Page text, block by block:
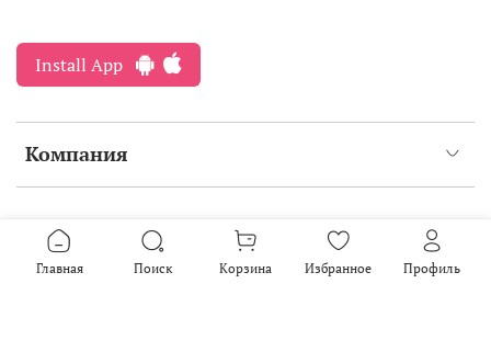
Компания
Install App
Интернет-магазин создан на inSales
2016-2026
Главная Поиск Корзина Избранное Профиль